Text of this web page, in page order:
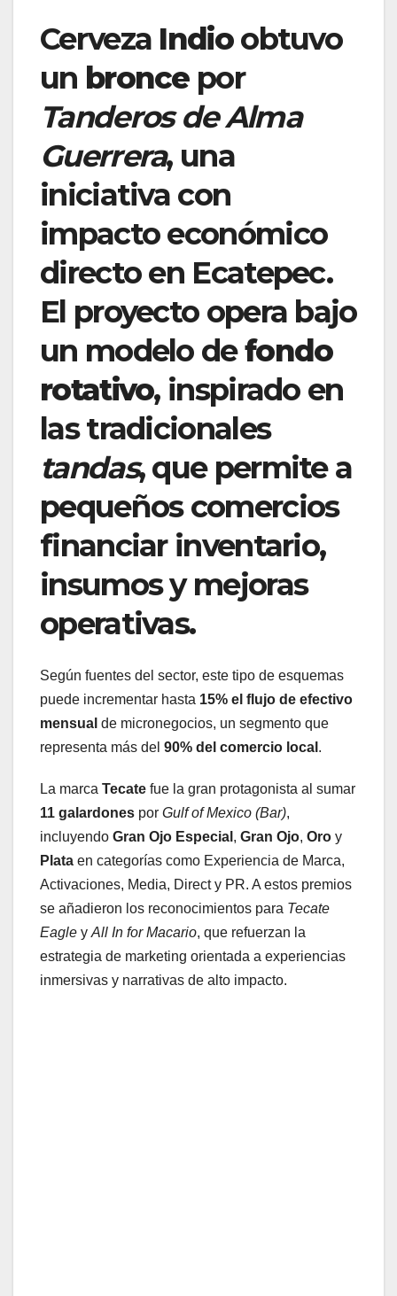
Cerveza Indioobtuvo
un broncepor
Tanderos de Alma
Guerrera, una
iniciativa con
impacto económico
directo en Ecatepec.
El proyecto opera bajo
un modelo defondo
rotativo, inspirado en
las tradicionales
tandas, que permite a
pequeños comercios
financiar inventario,
insumos y mejoras
operativas.
Según fuentes del sector, este tipo de esquemas
puede incrementar hasta 15% el flujo de efectivo
mensual de micronegocios, un segmento que
representa más del 90% del comercio local .
La marca Tecate fue la gran protagonista al sumar
11 galardones por Gulf of Mexico (Bar),
incluyendo Gran Ojo Especial , Gran Ojo, Oro y
Plata en categorías como Experiencia de Marca,
Activaciones, Media, Direct y PR. A estos premios
se añadieron los reconocimientos para Tecate
Eagle y All In for Macario, que refuerzan la
estrategia de marketing orientada a experiencias
inmersivas y narrativas de alto impacto.